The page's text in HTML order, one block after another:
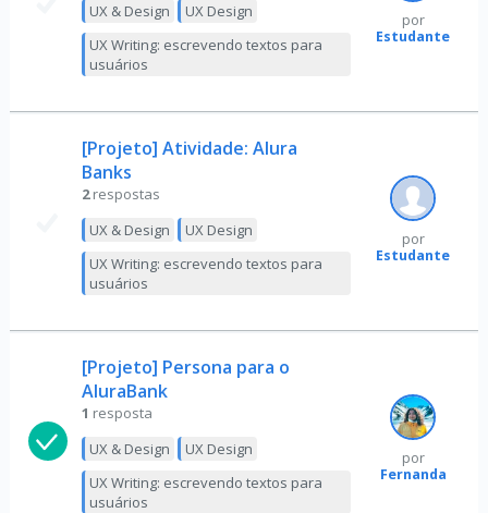
UX & Design
UX Design
UX Writing: escrevendo textos para
usuários
por
Estudante
[Projeto] Atividade: Alura
Banks
2 respostas
UX & Design
UX Design
UX Writing: escrevendo textos para
usuários
por
Estudante
[Projeto] Persona para o
AluraBank
1 resposta
UX & Design
UX Design
UX Writing: escrevendo textos para
usuários
por
Fernanda